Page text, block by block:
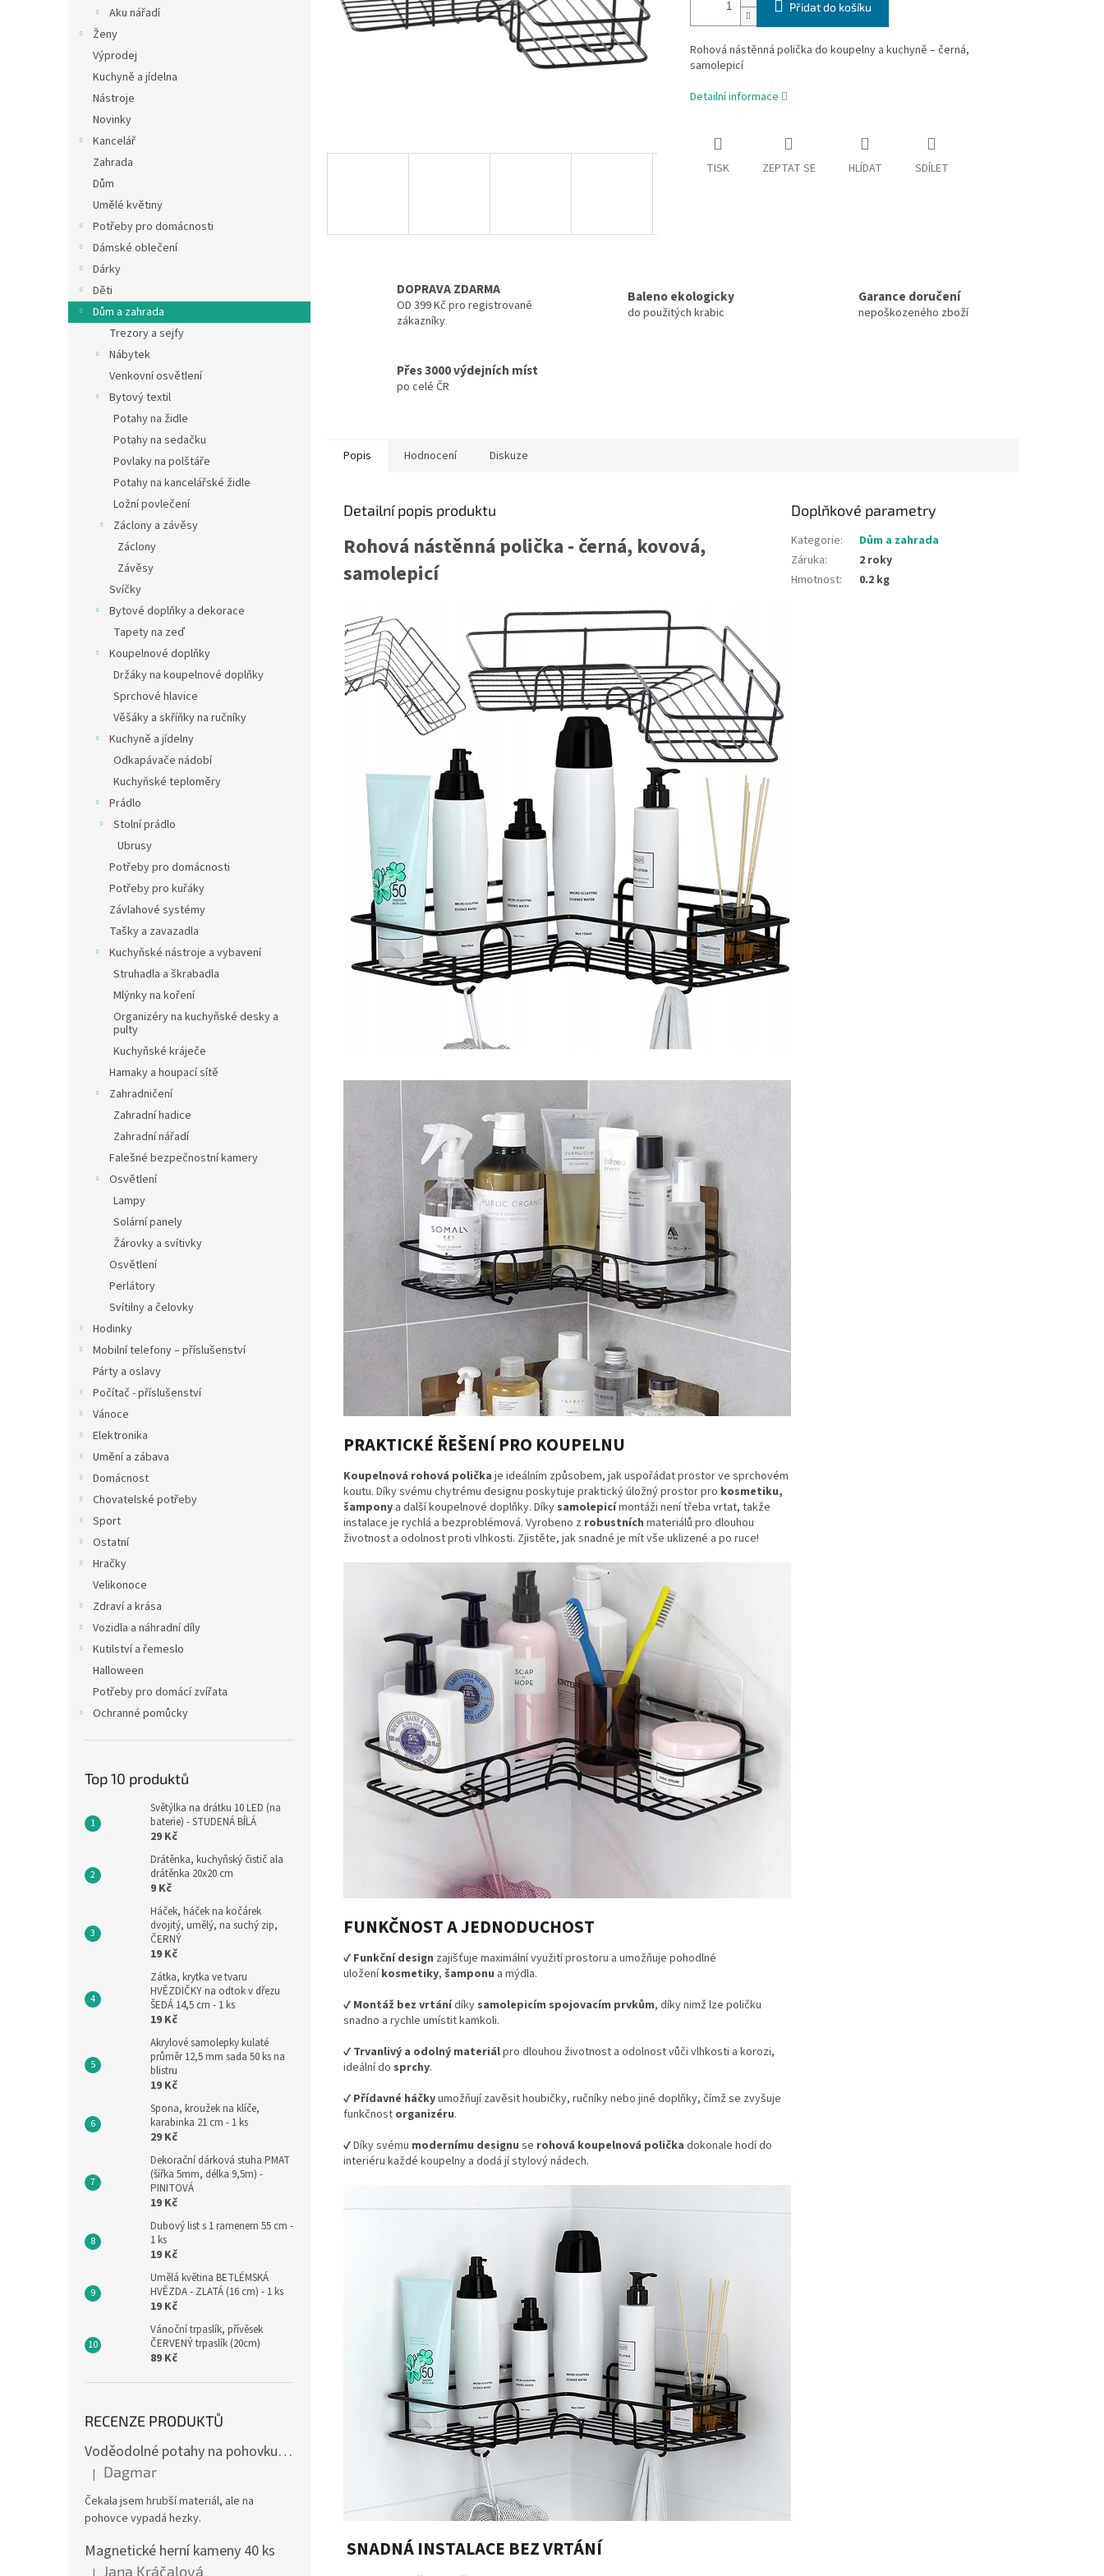
Aku nářadí
Ženy
Výprodej
Kuchyně a jídelna
Nástroje
Novinky
Kancelář
Zahrada
Dům
Umělé květiny
Potřeby pro domácnosti
Dámské oblečení
Dárky
Děti
Dům a zahrada
Trezory a sejfy
Nábytek
Venkovní osvětlení
Bytový textil
Potahy na židle
Potahy na sedačku
Povlaky na polštáře
Potahy na kancelářské židle
Ložní povlečení
Záclony a závěsy
Záclony
Závěsy
Svíčky
Bytové doplňky a dekorace
Tapety na zeď
Koupelnové doplňky
Držáky na koupelnové doplňky
Sprchové hlavice
Věšáky a skříňky na ručníky
Kuchyně a jídelny
Odkapávače nádobí
Kuchyňské teploměry
Prádlo
Stolní prádlo
Ubrusy
Potřeby pro domácnosti
Potřeby pro kuřáky
Závlahové systémy
Tašky a zavazadla
Kuchyňské nástroje a vybavení
Struhadla a škrabadla
Mlýnky na koření
Organizéry na kuchyňské desky a
pulty
Kuchyňské kráječe
Hamaky a houpací sítě
Zahradničení
Zahradní hadice
Zahradní nářadí
Falešné bezpečnostní kamery
Osvětlení
Lampy
Solární panely
Žárovky a svítivky
Osvětlení
Perlátory
Svítilny a čelovky
Hodinky
Mobilní telefony – příslušenství
Párty a oslavy
Počítač - příslušenství
Vánoce
Elektronika
Umění a zábava
Domácnost
Chovatelské potřeby
Sport
Ostatní
Hračky
Velikonoce
Zdraví a krása
Vozidla a náhradní díly
Kutilství a řemeslo
Halloween
Potřeby pro domácí zvířata
Ochranné pomůcky
Top 10 produktů
Světýlka na drátku 10 LED (na
baterie) - STUDENÁ BÍLÁ
29 Kč
Drátěnka, kuchyňský čistič ala
drátěnka 20x20 cm
9 Kč
Háček, háček na kočárek
dvojitý, umělý, na suchý zip,
ČERNÝ
19 Kč
Zátka, krytka ve tvaru
HVĚZDIČKY na odtok v dřezu
ŠEDÁ 14,5 cm - 1 ks
19 Kč
Akrylové samolepky kulaté
průměr 12,5 mm sada 50 ks na
blistru
19 Kč
Spona, kroužek na klíče,
karabinka 21 cm - 1 ks
29 Kč
Dekorační dárková stuha PMAT
(šířka 5mm, délka 9,5m) -
PINITOVÁ
19 Kč
Dubový list s 1 ramenem 55 cm -
1 ks
19 Kč
Umělá květina BETLÉMSKÁ
HVĚZDA - ZLATÁ (16 cm) - 1 ks
19 Kč
Vánoční trpaslík, přívěsek
ČERVENÝ trpaslík (20cm)
89 Kč
RECENZE PRODUKTŮ
Voděodolné potahy na pohovku se vzorem
Hodnocení produktu je 4 z 5 hvězdiček.
| Dagmar
Čekala jsem hrubší materiál, ale na
pohovce vypadá hezky.
Magnetické herní kameny 40 ks
Jana Kráčalová
Přidat do košíku
Rohová nástěnná polička do koupelny a kuchyně – černá,
samolepicí
Detailní informace
TISK ZEPTAT SE HLÍDAT SDÍLET
DOPRAVA ZDARMA
OD 399 Kč pro registrované
zákazníky
Baleno ekologicky
do použitých krabic
Garance doručení
nepoškozeného zboží
Přes 3000 výdejních míst
po celé ČR
Popis Hodnocení Diskuze
Detailní popis produktu
Rohová nástěnná polička - černá, kovová,
samolepicí
PRAKTICKÉ ŘEŠENÍ PRO KOUPELNU
Koupelnová rohová polička je ideálním způsobem, jak uspořádat prostor ve sprchovém
koutu. Díky svému chytrému designu poskytuje praktický úložný prostor pro kosmetiku,
šampony a další koupelnové doplňky. Díky samolepicímontáži není třeba vrtat, takže
instalace je rychlá a bezproblémová. Vyrobeno z robustních materiálů pro dlouhou
životnost a odolnost proti vlhkosti. Zjistěte, jak snadné je mít vše uklizené a po ruce!
FUNKČNOST A JEDNODUCHOST
✔ Funkční design zajišťuje maximální využití prostoru a umožňuje pohodlné
uloženíkosmetiky, šamponu a mýdla.
✔ Montáž bez vrtánídíky samolepicím spojovacím prvkům, díky nimž lze poličku
snadno a rychle umístit kamkoli.
✔ Trvanlivý a odolný materiálpro dlouhou životnost a odolnost vůči vlhkosti a korozi,
ideální do sprchy.
✔ Přídavné háčkyumožňují zavěsit houbičky, ručníky nebo jiné doplňky, čímž se zvyšuje
funkčnost organizéru.
✔ Díky svému modernímu designu se rohová koupelnová polička dokonale hodí do
interiéru každé koupelny a dodá jí stylový nádech.
️ SNADNÁ INSTALACE BEZ VRTÁNÍ
Doplňkové parametry
Kategorie:
Dům a zahrada
Záruka:
2 roky
Hmotnost: 0.2 kg